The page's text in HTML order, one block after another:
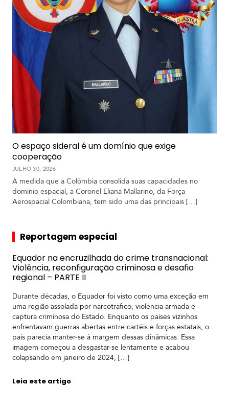
O espaço sideral é um domínio que exige
cooperação
JULHO 30, 2026
À medida que a Colômbia consolida suas capacidades no
domínio espacial, a Coronel Eliana Mallarino, da Força
Aerospacial Colombiana, tem sido uma das principais […]
Reportagem especial
Equador na encruzilhada do crime transnacional:
Violência, reconfiguração criminosa e desafio
regional – PARTE II
Durante décadas, o Equador foi visto como uma exceção em
uma região assolada por narcotráfico, violência armada e
captura criminosa do Estado. Enquanto os países vizinhos
enfrentavam guerras abertas entre cartéis e forças estatais, o
país parecia manter-se à margem dessas dinâmicas. Essa
imagem começou a desgastar-se lentamente e acabou
colapsando em janeiro de 2024, […]
Leia este artigo